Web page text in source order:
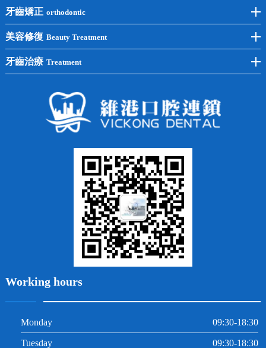
後牙種植
單顆種植
半口種植
全口種植
冷光美白
洗牙
黃黑牙
四環素牙
常見問題
牙齒矯正 orthodontic
牙齒矯正
兒童矯正
牙列不齊
美容修復 Beauty Treatment
全瓷牙
牙齒治療 Treatment
Working hours
Monday 09:30-18:30
Tuesday 09:30-18:30